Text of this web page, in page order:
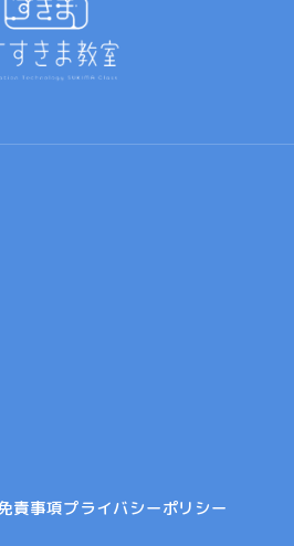
責事項プライバシーポリシー